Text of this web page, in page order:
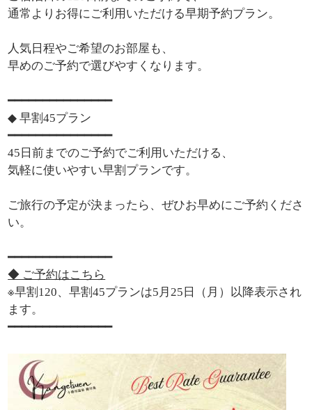
通常よりお得にご利用いただける早期予約プラン。
人気日程やご希望のお部屋も、
早めのご予約で選びやすくなります。
━━━━━━━━━━━━━━━
◆ 早割45プラン
━━━━━━━━━━━━━━━
45日前までのご予約でご利用いただける、
気軽に使いやすい早割プランです。
ご旅行の予定が決まったら、ぜひお早めにご予約くださ
い。
━━━━━━━━━━━━━━━
◆ ご予約はこちら
※早割120、早割45プランは5月25日（月）以降表示され
ます。
━━━━━━━━━━━━━━━